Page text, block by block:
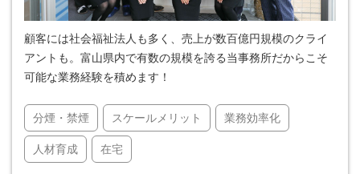
顧客には社会福祉法人も多く、売上が数百億円規模のクライ
アントも。富山県内で有数の規模を誇る当事務所だからこそ
可能な業務経験を積めます！
分煙・禁煙 スケールメリット 業務効率化
人材育成 在宅